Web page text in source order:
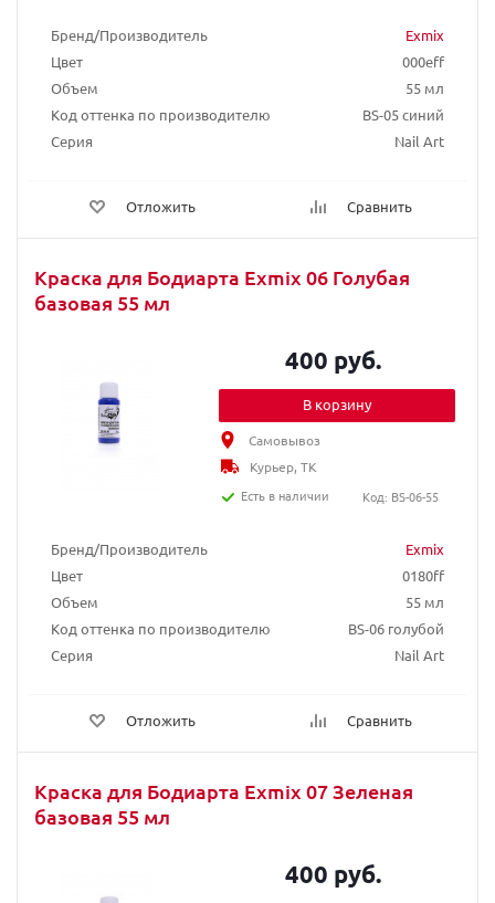
Бренд/Производитель
Exmix
Цвет
000eff
Объем
55 мл
Код оттенка по производителю
BS-05 синий
Серия
Nail Art
Отложить Сравнить
Краска для Бодиарта Exmix 06 Голубая
базовая 55 мл
Бренд/Производитель
Exmix
Цвет
0180ff
Объем
55 мл
Код оттенка по производителю
BS-06 голубой
Серия
Nail Art
Отложить Сравнить
400 руб.
В корзину
Самовывоз
Курьер, ТК
Есть в наличии
Код: BS-06-55
Краска для Бодиарта Exmix 07 Зеленая
базовая 55 мл
400 руб.